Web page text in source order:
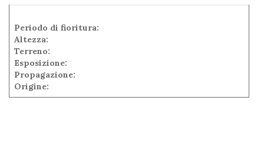
Periodo di fioritura:
Altezza:
Terreno:
Esposizione:
Propagazione:
Origine: